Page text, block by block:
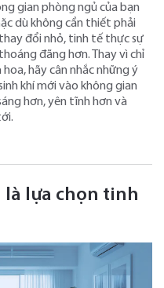
gian phòng ngủ của bạn
dù không cần thiết phải
đổi nhỏ, tinh tế thực sự
đãng hơn. Thay vì chỉ
hãy cân nhắc những ý
khí mới vào không gian
hơn, yên tĩnh hơn và
là lựa chọn tinh